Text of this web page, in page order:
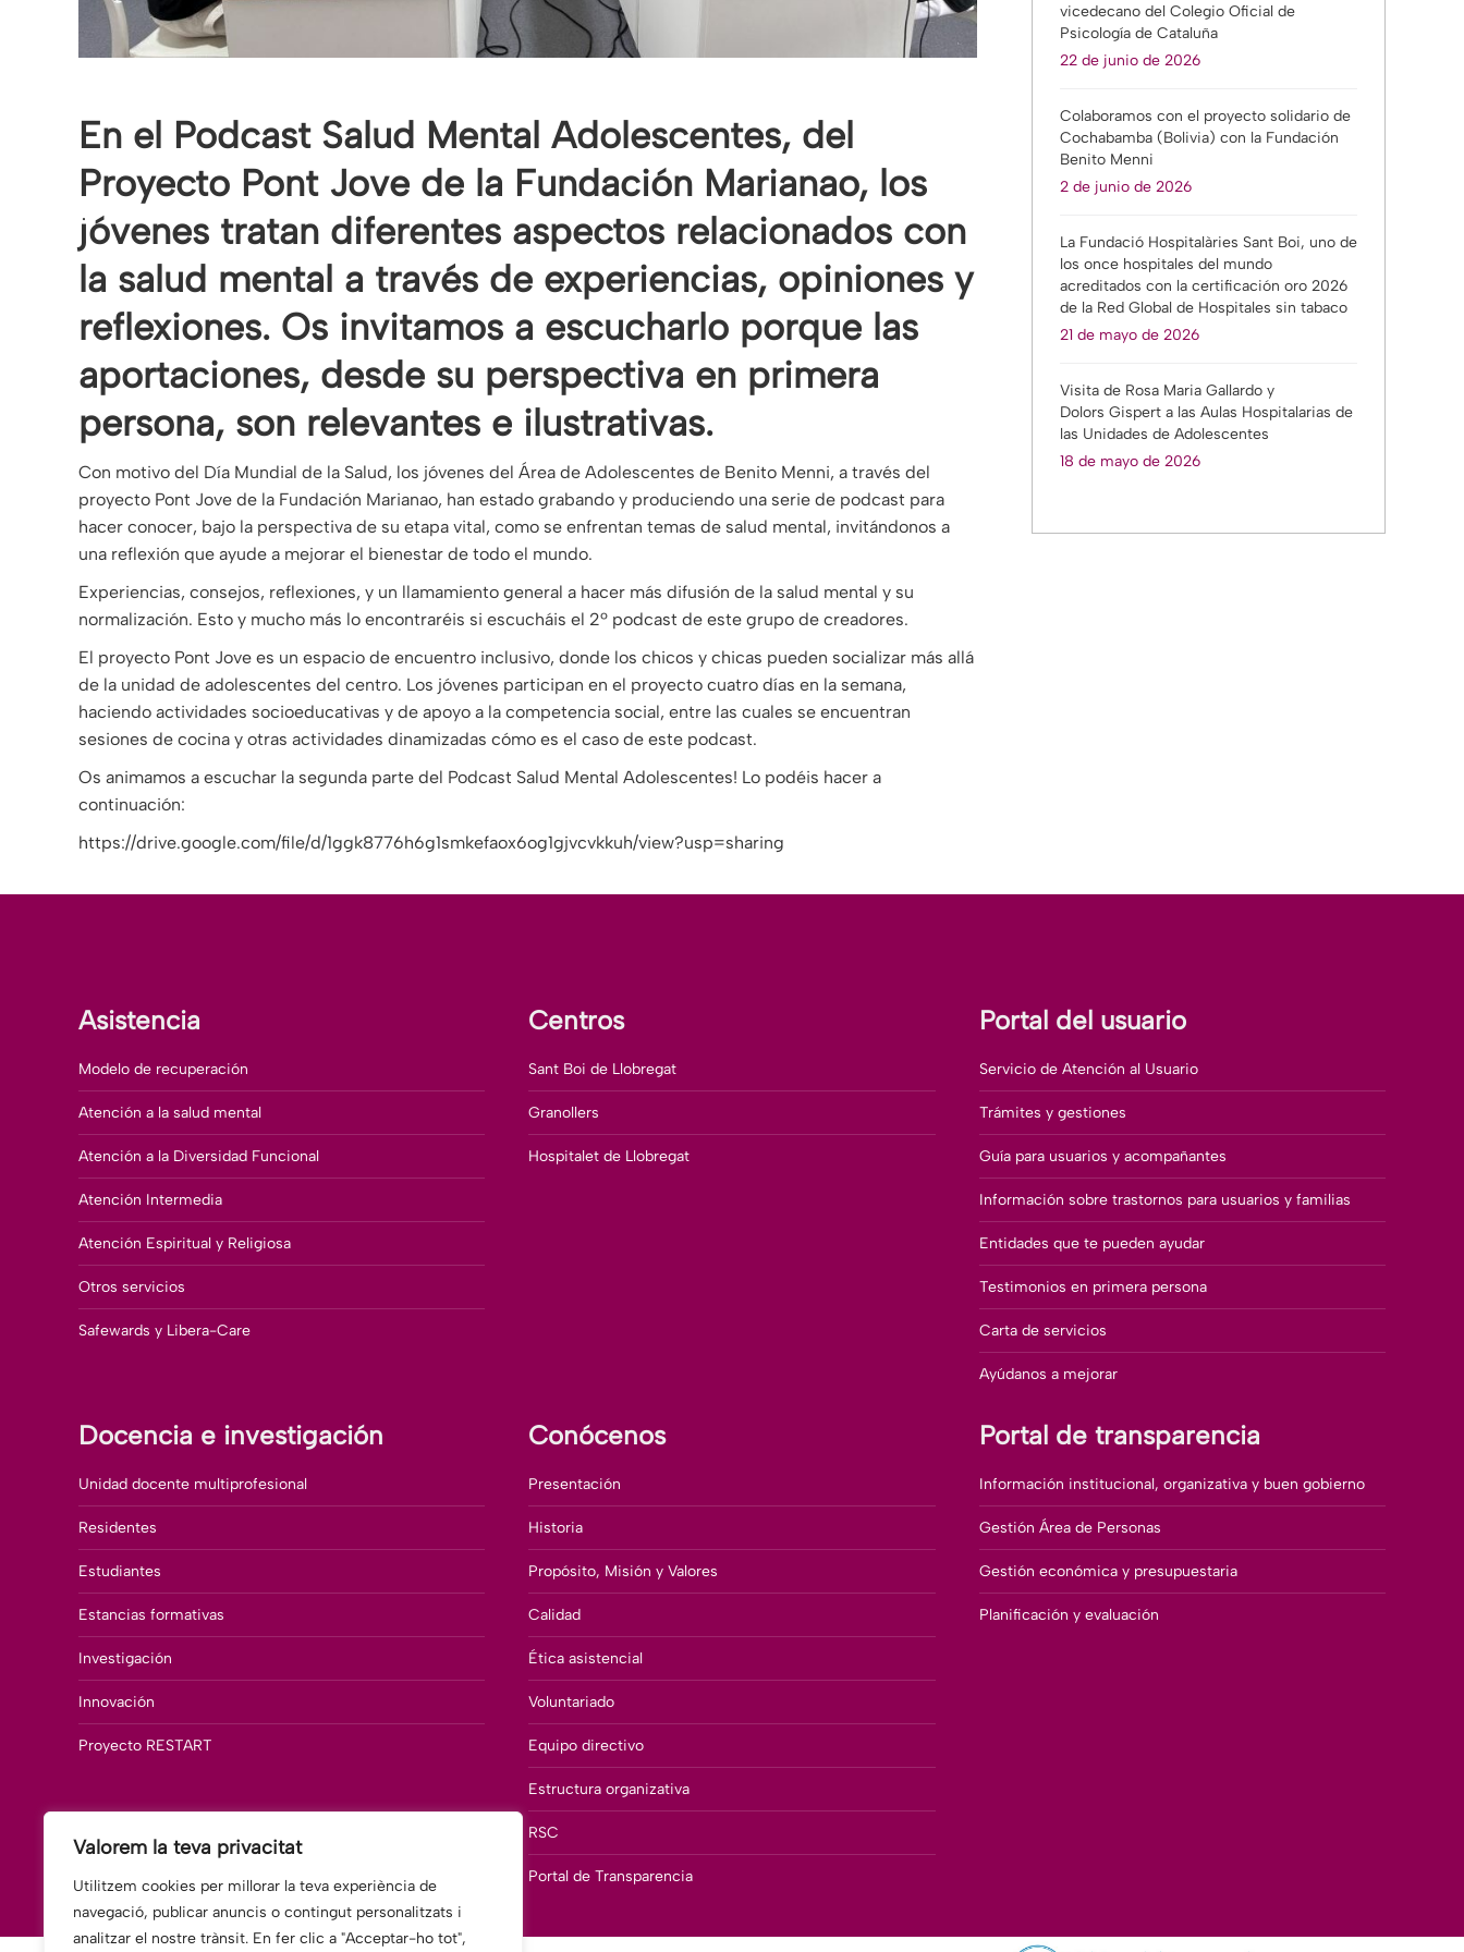
Valorem la teva privacitat
Utilitzem cookies per millorar la teva experiència de
navegació, publicar anuncis o contingut personalitzats i
analitzar el nostre trànsit. En fer clic a "Acceptar-ho tot",
En el Podcast Salud Mental Adolescentes, del
Proyecto Pont Jove de la Fundación Marianao, los
jóvenes tratan diferentes aspectos relacionados con
la salud mental a través de experiencias, opiniones y
reflexiones. Os invitamos a escucharlo porque las
aportaciones, desde su perspectiva en primera
persona, son relevantes e ilustrativas.
Con motivo del Día Mundial de la Salud, los jóvenes del Área de Adolescentes de Benito Menni, a través del
proyecto Pont Jove de la Fundación Marianao, han estado grabando y produciendo una serie de podcast para
hacer conocer, bajo la perspectiva de su etapa vital, como se enfrentan temas de salud mental, invitándonos a
una reflexión que ayude a mejorar el bienestar de todo el mundo.
Experiencias, consejos, reflexiones, y un llamamiento general a hacer más difusión de la salud mental y su
normalización. Esto y mucho más lo encontraréis si escucháis el 2º podcast de este grupo de creadores.
El proyecto Pont Jove es un espacio de encuentro inclusivo, donde los chicos y chicas pueden socializar más allá
de la unidad de adolescentes del centro. Los jóvenes participan en el proyecto cuatro días en la semana,
haciendo actividades socioeducativas y de apoyo a la competencia social, entre las cuales se encuentran
sesiones de cocina y otras actividades dinamizadas cómo es el caso de este podcast.
Os animamos a escuchar la segunda parte del Podcast Salud Mental Adolescentes! Lo podéis hacer a
continuación:
https://drive.google.com/file/d/1ggk8776h6g1smkefaox6og1gjvcvkkuh/view?usp=sharing
vicedecano del Colegio Oficial de
Psicología de Cataluña
22 de junio de 2026
Colaboramos con el proyecto solidario de
Cochabamba (Bolivia) con la Fundación
Benito Menni
2 de junio de 2026
La Fundació Hospitalàries Sant Boi, uno de
los once hospitales del mundo
acreditados con la certificación oro 2026
de la Red Global de Hospitales sin tabaco
21 de mayo de 2026
Visita de Rosa Maria Gallardo y
Dolors Gispert a las Aulas Hospitalarias de
las Unidades de Adolescentes
18 de mayo de 2026
Asistencia
Modelo de recuperación
Atención a la salud mental
Atención a la Diversidad Funcional
Atención Intermedia
Atención Espiritual y Religiosa
Otros servicios
Safewards y Libera-Care
Centros
Sant Boi de Llobregat
Granollers
Hospitalet de Llobregat
Portal del usuario
Servicio de Atención al Usuario
Trámites y gestiones
Guía para usuarios y acompañantes
Información sobre trastornos para usuarios y familias
Entidades que te pueden ayudar
Testimonios en primera persona
Carta de servicios
Ayúdanos a mejorar
Docencia e investigación
Unidad docente multiprofesional
Residentes
Estudiantes
Estancias formativas
Investigación
Innovación
Proyecto RESTART
Conócenos
Presentación
Historia
Propósito, Misión y Valores
Calidad
Ética asistencial
Voluntariado
Equipo directivo
Estructura organizativa
RSC
Portal de Transparencia
Portal de transparencia
Información institucional, organizativa y buen gobierno
Gestión Área de Personas
Gestión económica y presupuestaria
Planificación y evaluación